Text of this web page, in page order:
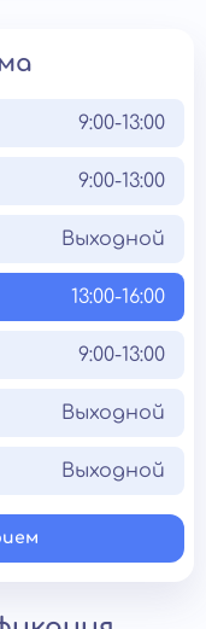
9:00-13:00
9:00-13:00
Выходной
13:00-16:00
9:00-13:00
Выходной
Выходной